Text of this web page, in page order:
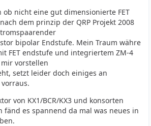
ob nicht eine gut dimensionierte FET
dem prinzip der QRP Projekt 2008
bipolar Endstufe. Mein Traum währe
FET endstufe und integriertem ZM-4
vorstellen
setzt leider doch einiges an
von KX1/BCR/KX3 und konsorten
fänd es spannend da mal was neues in